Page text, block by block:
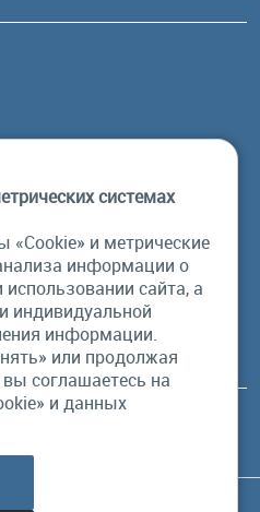
84/32, корп 1
права защищены.
системах
и метрические
информации о
сайта, а
индивидуальной
информации.
или продолжая
соглашаетесь на
и данных